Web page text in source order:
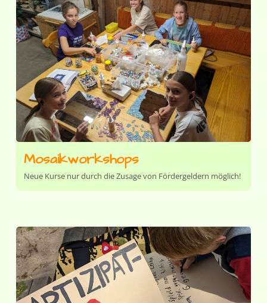
Mosaikworkshops
Neue Kurse nur durch die Zusage von Fördergeldern möglich!